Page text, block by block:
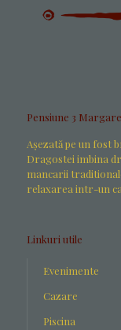
Pensiune 3
Aşezată pe un fost
Dragostei imbina
mancarii
relaxarea intr-un
Linkuri utile
Evenimente
Cazare
Piscina